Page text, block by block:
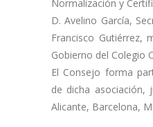
Normalización y
D. Avelino García,
Francisco Gutiérrez,
Gobierno del Colegio
El Consejo forma
de dicha asociación,
Alicante, Barcelona,